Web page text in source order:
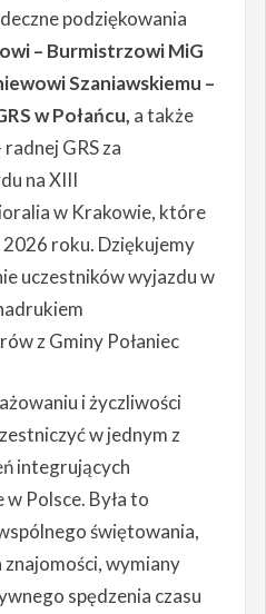
podziękowania
– Burmistrzowi MiG
Szaniawskiemu –
w Połańcu, a także
GRS za
na XIII
w Krakowie, które
2026 roku. Dziękujemy
uczestników wyjazdu w
z Gminy Połaniec
i życzliwości
w jednym z
integrujących
Polsce. Była to
świętowania,
wymiany
spędzenia czasu